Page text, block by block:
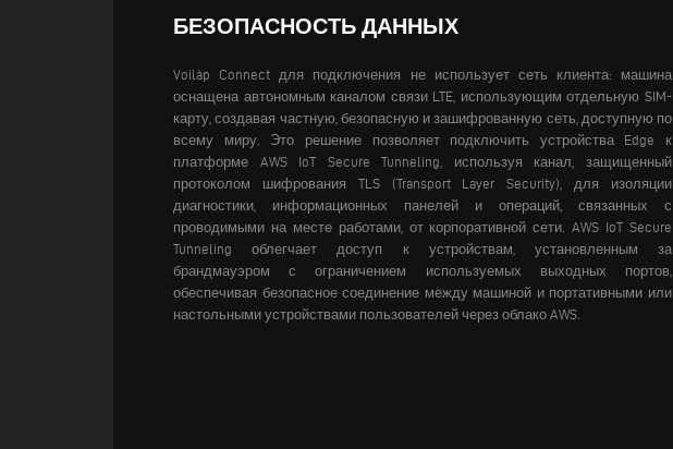
БЕЗОПАСНОСТЬ ДАННЫХ
Voilàp Connect для подключения не использует сеть клиента: машина
оснащена автономным каналом связи LTE, использующим отдельную SIM-
карту, создавая частную, безопасную и зашифрованную сеть, доступную по
всему миру. Это решение позволяет подключить устройства Edge к
платформе AWS IoT Secure Tunneling, используя канал, защищенный
протоколом шифрования TLS (Transport Layer Security), для изоляции
диагностики, информационных панелей и операций, связанных с
проводимыми на месте работами, от корпоративной сети.
AWS IoT Secure
Tunneling облегчает доступ к устройствам, установленным за
брандмауэром с ограничением используемых выходных портов,
обеспечивая безопасное соединение между машиной и портативными или
настольными устройствами пользователей через облако AWS.